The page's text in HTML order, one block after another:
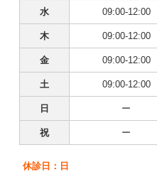
水 09:00-12:00
木 09:00-12:00
金 09:00-12:00
土 09:00-12:00
日 ー
祝 ー
休診日：日